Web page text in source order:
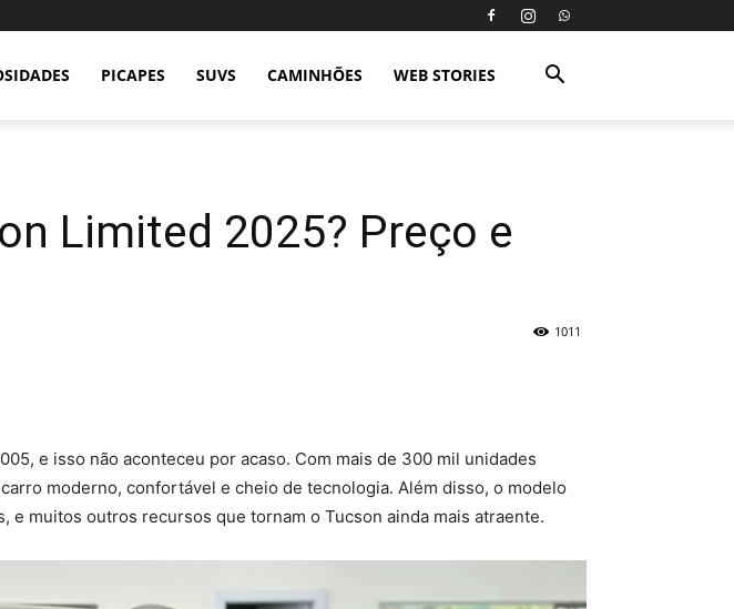
PICAPES SUVS CAMINHÕES WEB STORIES
Limited 2025? Preço e
1011
e isso não aconteceu por acaso. Com mais de 300 mil unidades
moderno, confortável e cheio de tecnologia. Além disso, o modelo
e muitos outros recursos que tornam o Tucson ainda mais atraente.